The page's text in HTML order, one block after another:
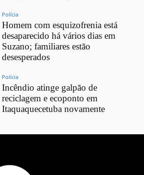
Polícia
Homem com esquizofrenia está
desaparecido há vários dias em
Suzano; familiares estão
desesperados
Polícia
Incêndio atinge galpão de
reciclagem e ecoponto em
Itaquaquecetuba novamente